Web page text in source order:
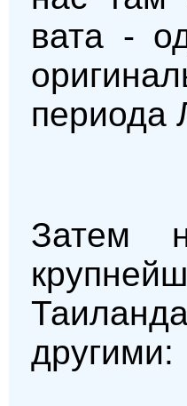
вата -
периода
Затем
другими: